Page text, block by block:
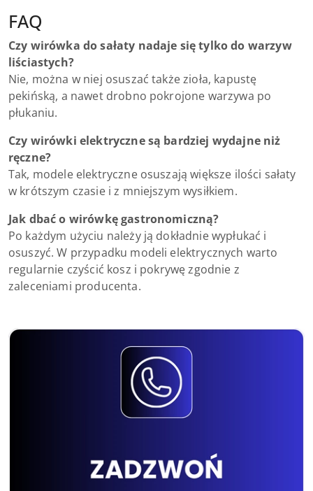
FAQ
Czy wirówka do sałaty nadaje się tylko do warzyw
liściastych?
Nie, można w niej osuszać także zioła, kapustę
pekińską, a nawet drobno pokrojone warzywa po
płukaniu.
Czy wirówki elektryczne są bardziej wydajne niż
ręczne?
Tak, modele elektryczne osuszają większe ilości sałaty
w krótszym czasie i z mniejszym wysiłkiem.
Jak dbać o wirówkę gastronomiczną?
Po każdym użyciu należy ją dokładnie wypłukać i
osuszyć. W przypadku modeli elektrycznych warto
regularnie czyścić kosz i pokrywę zgodnie z
zaleceniami producenta.